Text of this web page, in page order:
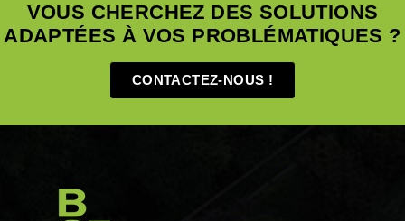
VOUS CHERCHEZ DES SOLUTIONS
ADAPTÉES À VOS PROBLÉMATIQUES ?
CONTACTEZ-NOUS !